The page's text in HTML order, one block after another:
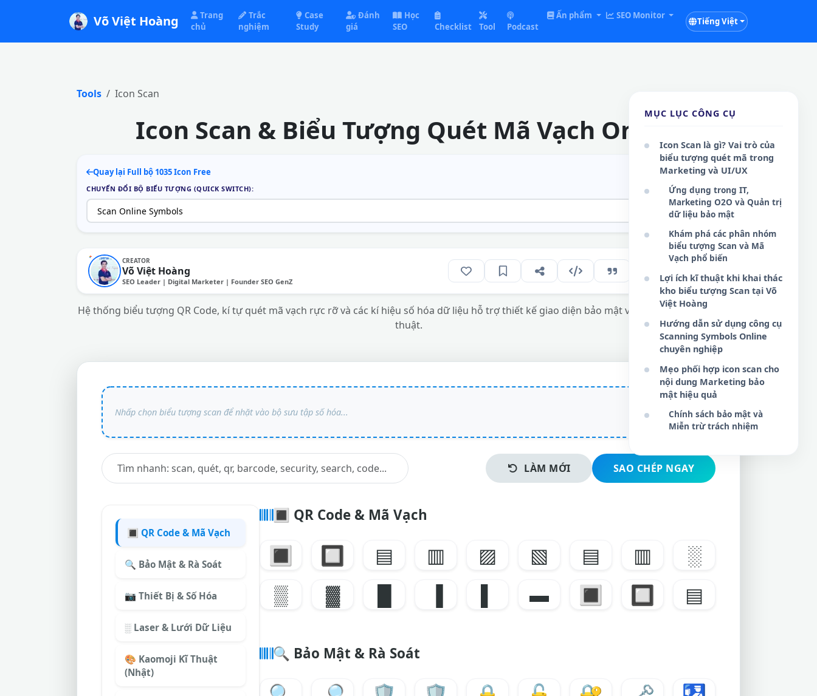
Võ Việt Hoàng
Trang
chủ
Trắc
nghiệm
Case
Study
Đánh
giá
Học
SEO
Checklist Tool Podcast
Ấn phẩm SEO Monitor
Tiếng Việt
Tools Icon Scan
Icon Scan & Biểu Tượng Quét Mã Vạch Online
Quay lại Full bộ 1035 Icon Free
CHUYỂN ĐỔI BỘ BIỂU TƯỢNG (QUICK SWITCH):
CREATOR
Võ Việt Hoàng
SEO Leader | Digital Marketer | Founder SEO GenZ
189
Hệ thống biểu tượng QR Code, kí tự quét mã vạch rực rỡ và các kí hiệu số hóa dữ liệu hỗ trợ thiết kế giao diện bảo mật và tối ưu hóa quy trình kĩ
thuật.
LÀM MỚI SAO CHÉP NGAY
🔳 QR Code & Mã Vạch
🔍 Bảo Mật & Rà Soát
📷 Thiết Bị & Số Hóa
░ Laser & Lưới Dữ Liệu
🎨 Kaomoji Kĩ Thuật
(Nhật)
🔳 QR Code & Mã Vạch
🔳 🔲 ▤ ▥ ▨ ▧ ▤ ▥
░
▒
▓ ▬ 🔳 🔲 ▤
🔍 Bảo Mật & Rà Soát
MỤC LỤC CÔNG CỤ
Icon Scan là gì? Vai trò của
biểu tượng quét mã trong
Marketing và UI/UX
Ứng dụng trong IT,
Marketing O2O và Quản trị
dữ liệu bảo mật
Khám phá các phân nhóm
biểu tượng Scan và Mã
Vạch phổ biến
Lợi ích kĩ thuật khi khai thác
kho biểu tượng Scan tại Võ
Việt Hoàng
Hướng dẫn sử dụng công cụ
Scanning Symbols Online
chuyên nghiệp
Mẹo phối hợp icon scan cho
nội dung Marketing bảo
mật hiệu quả
Chính sách bảo mật và
Miễn trừ trách nhiệm